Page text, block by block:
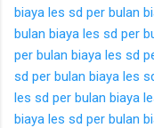
biaya les sd per bulan
bulan biaya les sd per
per bulan biaya les sd
sd per bulan biaya les
les sd per bulan biaya
biaya les sd per bulan